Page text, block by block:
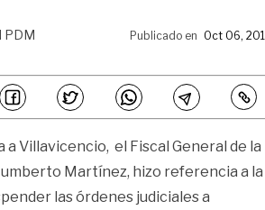
PDM Publicado en Oct 06,
a Villavicencio, el Fiscal General de la
Martínez, hizo referencia a la
las órdenes judiciales a